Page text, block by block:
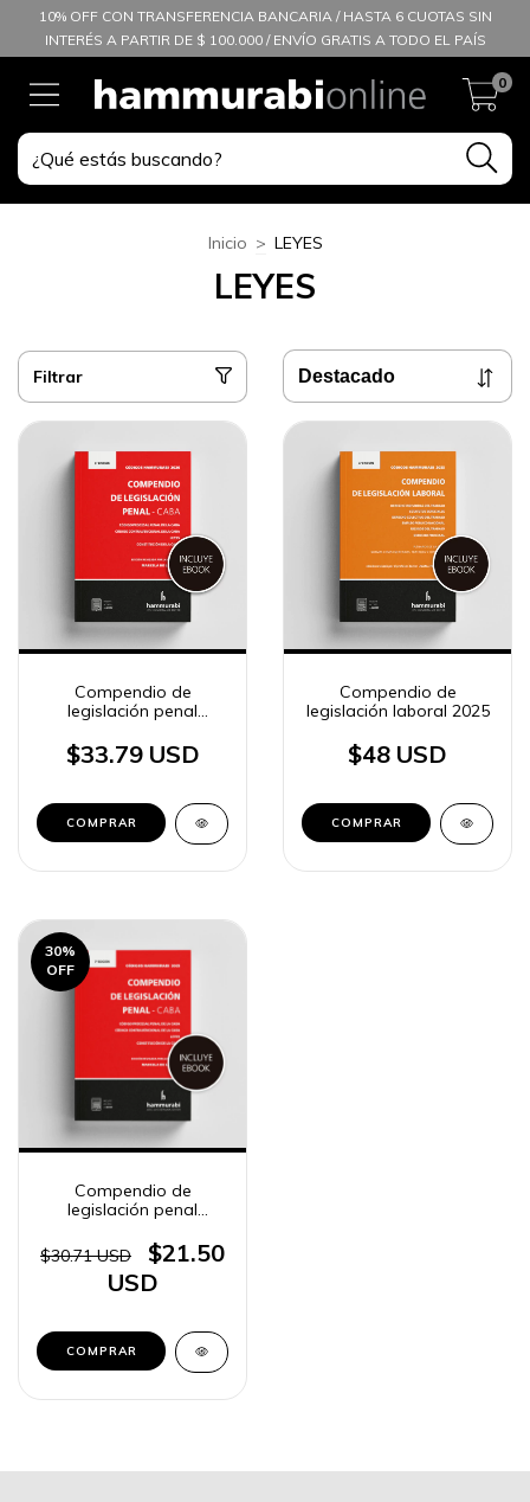
10% OFF CON TRANSFERENCIA BANCARIA / HASTA 6 CUOTAS SIN
INTERÉS A PARTIR DE $ 100.000 / ENVÍO GRATIS A TODO EL PAÍS
0
Inicio > LEYES
LEYES
Filtrar
Compendio de
legislación penal
$33.79 USD
COMPRAR
Compendio de
legislación laboral 2025
$48 USD
COMPRAR
30%
OFF
Compendio de
legislación penal
$30.71 USD
$21.50
USD
COMPRAR